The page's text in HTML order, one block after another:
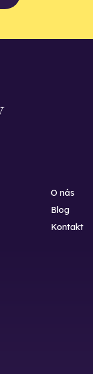
O nás
Blog
Kontakt